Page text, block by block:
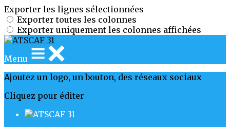
Exporter les lignes sélectionnées
Exporter toutes les colonnes
Exporter uniquement les colonnes affichées
Menu
Ajoutez un logo, un bouton, des réseaux sociaux
Cliquez pour éditer